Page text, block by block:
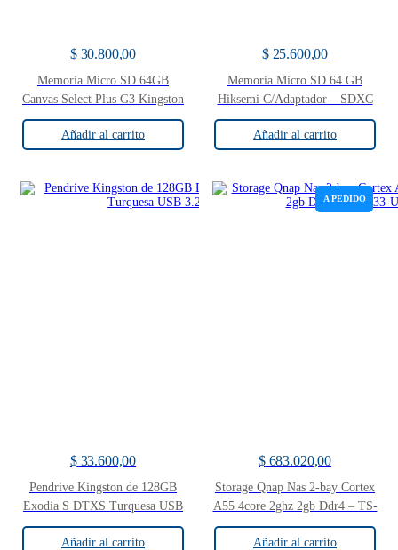
$30.800,00
Memoria Micro SD 64GB
Canvas Select Plus G3 Kingston
Añadir al carrito
$25.600,00
Memoria Micro SD 64 GB
Hiksemi C/Adaptador – SDXC
Añadir al carrito
$33.600,00
Pendrive Kingston de 128GB
Exodia S DTXS Turquesa USB
3.2
Añadir al carrito
A PEDIDO
$683.020,00
Storage Qnap Nas 2-bay Cortex
A55 4core 2ghz 2gb Ddr4 – TS-
233-US
Añadir al carrito